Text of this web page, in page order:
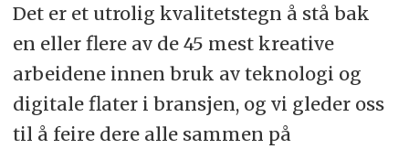
Det er et utrolig kvalitetstegn å stå bak
en eller flere av de 45 mest kreative
arbeidene innen bruk av teknologi og
digitale flater i bransjen, og vi gleder oss
til å feire dere alle sammen på